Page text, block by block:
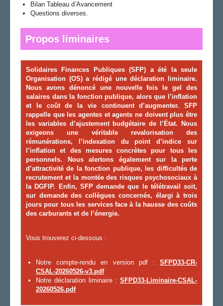
Bilan Tableau d’Avancement
Questions diverses.
Propos liminaires
Solidaires Finances Publiques(SFP) aété la seule
Organisation (OS) a rédigé une déclaration liminaire.
Nous avons dénoncéune nouvelle fois le gel des
salaires dans la fonction publique, alors que l’inflation
et le coût de la vie continuent d’augmenter. S FP
rappelle que les agentes et agents ne doivent plus être
les variables d’ajustement budgétaire de l’État.
Nous
exigeons une véritable revalorisation des
rémunérations, l’indexation du point d’indice sur
l’inflation et des mesures concrètes pour tous les
personnels.
Nousalertons également sur la perte
d’attractivité de la fonction publique, les difficultés de
recrutement et la montée des risques psychosociaux à
la DGFIP. Enfin, S FP demande que le télétravail soit,
sur demandedes collègues concernés, élargià trois
jours pour tous les services face à la hausse des coûts
des carburants et de l’énergie.
Vous trouverez ci-dessous :
Notre compte-rendu en version pdf : SFPD33-CR-
CSAL-20260526-v3.pdf
Notre déclaration liminaire : SFPD33-Liminaire-CSAL-
20260526.pdf